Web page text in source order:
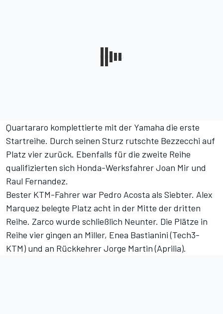
Quartararo komplettierte mit der Yamaha die erste
Startreihe. Durch seinen Sturz rutschte Bezzecchi auf
Platz vier zurück. Ebenfalls für die zweite Reihe
qualifizierten sich Honda-Werksfahrer Joan Mir und
Raul Fernandez.
Bester KTM-Fahrer war Pedro Acosta als Siebter. Alex
Marquez belegte Platz acht in der Mitte der dritten
Reihe. Zarco wurde schließlich Neunter. Die Plätze in
Reihe vier gingen an Miller, Enea Bastianini (Tech3-
KTM) und an Rückkehrer Jorge Martin (Aprilia).